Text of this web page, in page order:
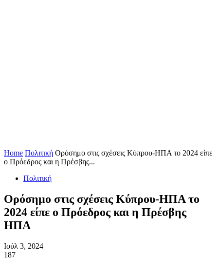
Home Πολιτική Ορόσημο στις σχέσεις Κύπρου-ΗΠΑ το 2024 είπε
ο Πρόεδρος και η Πρέσβης...
Πολιτική
Ορόσημο στις σχέσεις Κύπρου-ΗΠΑ το
2024 είπε ο Πρόεδρος και η Πρέσβης
ΗΠΑ
Ιούλ 3, 2024
187